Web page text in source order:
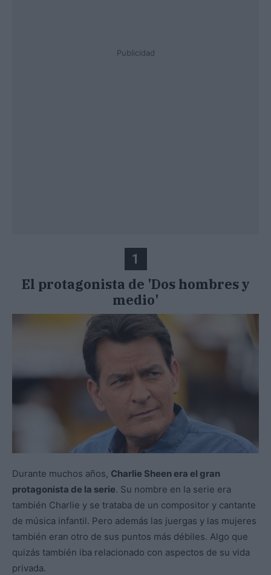
Publicidad
1
El protagonista de 'Dos hombres y
medio'
Durante muchos años, Charlie Sheen era el gran
protagonista de la serie. Su nombre en la serie era
también Charlie y se trataba de un compositor y cantante
de música infantil. Pero además las juergas y las mujeres
también eran otro de sus puntos más débiles. Algo que
quizás también iba relacionado con aspectos de su vida
privada.